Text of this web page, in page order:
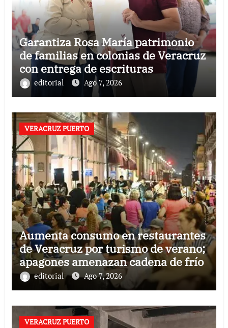
Garantiza Rosa María patrimonio
de familias en colonias de Veracruz
con entrega de escrituras
editorial Ago 7, 2026
VERACRUZ PUERTO
Aumenta consumo en restaurantes
de Veracruz por turismo de verano;
apagones amenazan cadena de frío
editorial Ago 7, 2026
VERACRUZ PUERTO